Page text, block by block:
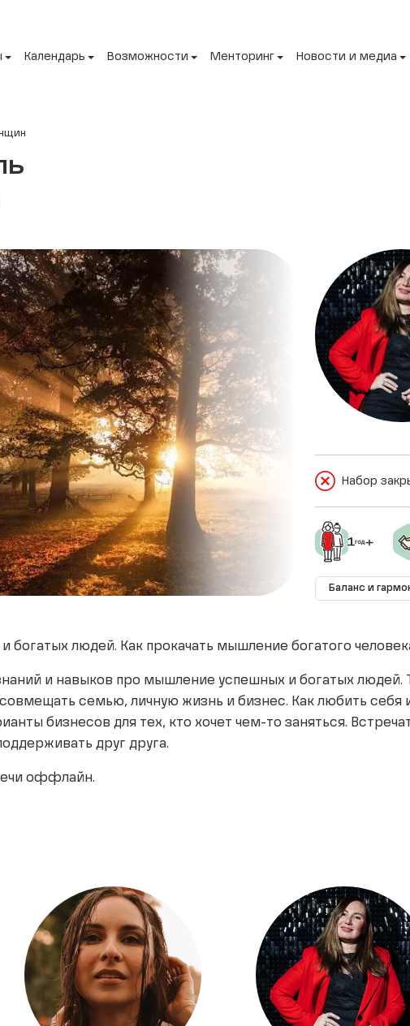
Календарь Возможности Менторинг Новости и медиа
Набор
Баланс и
богатых людей. Как прокачать мышление богатого
знаний и навыков про мышление успешных и богатых
семью, личную жизнь и бизнес. Как любить себя
бизнесов для тех, кто хочет чем-то заняться.
друг друга.
оффлайн.